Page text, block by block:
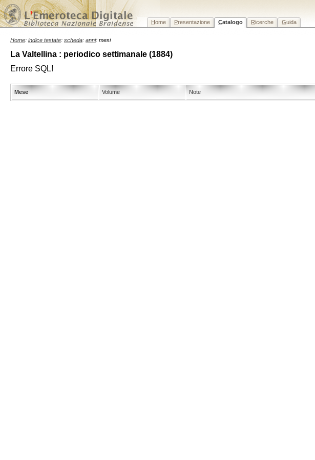
Home Presentazione Catalogo Ricerche Guida
Home: indice testate: scheda: anni: mesi
La Valtellina : periodico settimanale (1884)
Errore SQL!
Mese Volume Note